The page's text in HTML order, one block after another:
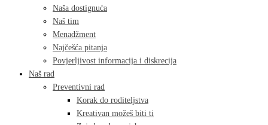
Naša dostignuća
Naš tim
Menadžment
Najčešća pitanja
Povjerljivost informacija i diskrecija
Naš rad
Preventivni rad
Korak do roditeljstva
Kreativan možeš biti ti